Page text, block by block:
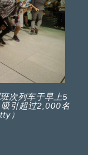
次列车于早上5
引超过2,000名
）